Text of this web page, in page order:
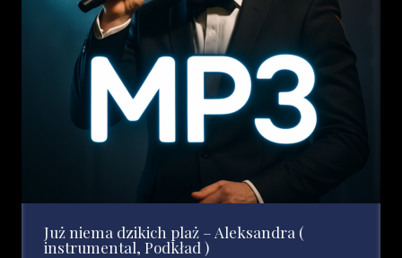
Już niema dzikich plaż – Aleksandra (
instrumental, Podkład )